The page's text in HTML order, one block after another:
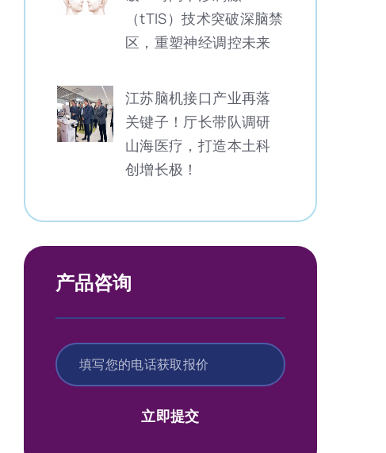
（tTIS）技术突破深脑禁
区，重塑神经调控未来
江苏脑机接口产业再落
关键子！厅长带队调研
山海医疗，打造本土科
创增长极！
产品咨询
立即提交